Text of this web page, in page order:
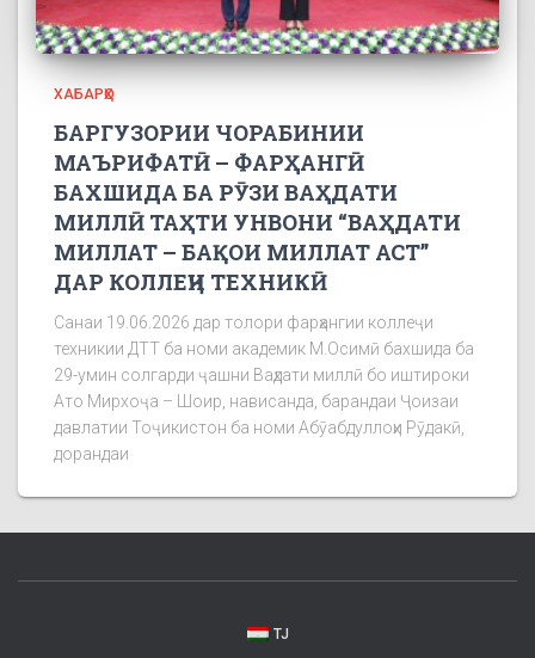
ХАБАРҲО
БАРГУЗОРИИ ЧОРАБИНИИ
МАЪРИФАТӢ – ФАРҲАНГӢ
БАХШИДА БА РӮЗИ ВАҲДАТИ
МИЛЛӢ ТАҲТИ УНВОНИ “ВАҲДАТИ
МИЛЛАТ – БАҚОИ МИЛЛАТ АСТ”
ДАР КОЛЛЕҶИ ТЕХНИКӢ
Санаи 19.06.2026 дар толори фарҳангии коллеҷи
техникии ДТТ ба номи академик М.Осимӣ бахшида ба
29-умин солгарди ҷашни Ваҳдати миллӣ бо иштироки
Ато Мирхоҷа – Шоир, нависанда, барандаи Ҷоизаи
давлатии Тоҷикистон ба номи Абӯабдуллоҳи Рӯдакӣ,
дорандаи
TJ